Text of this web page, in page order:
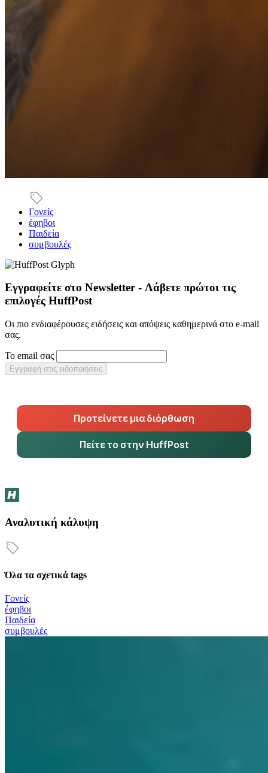
Γονείς
έφηβοι
Παιδεία
συμβουλές
Εγγραφείτε στο Newsletter - Λάβετε πρώτοι τις
επιλογές HuffPost
Οι πιο ενδιαφέρουσες ειδήσεις και απόψεις καθημερινά στο e-mail
σας.
Το email σας
Εγγραφή στις ειδοποιήσεις
Προτείνετε μια διόρθωση
Πείτε το στην HuffPost
Αναλυτική κάλυψη
Όλα τα σχετικά tags
Γονείς
έφηβοι
Παιδεία
συμβουλές